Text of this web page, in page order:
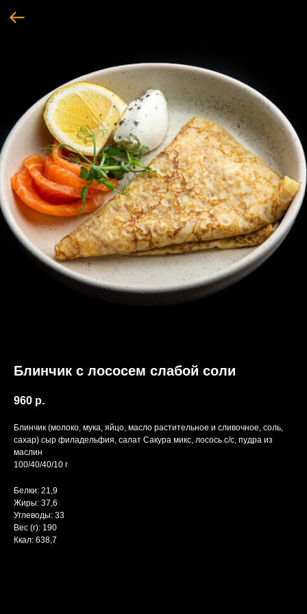
Блинчик с лососем слабой соли
960 р.
Блинчик (молоко, мука, яйцо, масло растительное и сливочное, соль,
сахар) сыр филадельфия, салат Сакура микс, лосось с/с, пудра из
маслин
100/40/40/10 г
Белки: 21,9
Жиры: 37,6
Углеводы: 33
Вес (г): 190
Ккал: 638,7